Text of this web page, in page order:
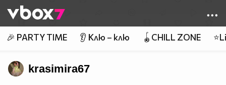
👾
🎉 PARTY TIME 👂 Клю – клю 🪀CHILL ZONE
krasimira67